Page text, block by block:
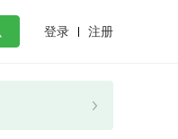
登录 注册